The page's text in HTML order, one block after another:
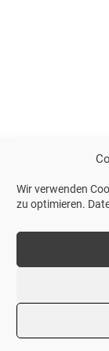
Wir verwenden
zu optimieren.